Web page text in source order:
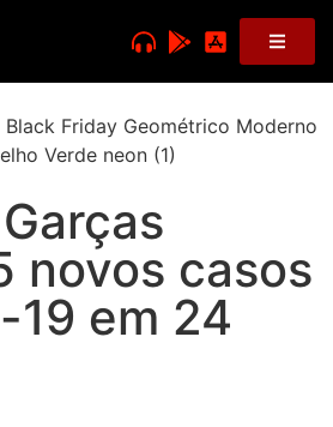
novos casos
19 em 24